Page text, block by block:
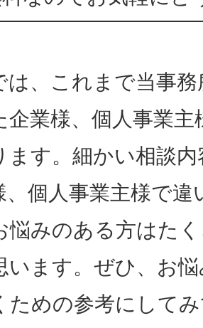
は、これまで当事
企業様、個人事業主
ます。細かい相談
、個人事業主様で違
悩みのある方はた
います。ぜひ、お
ための参考にして